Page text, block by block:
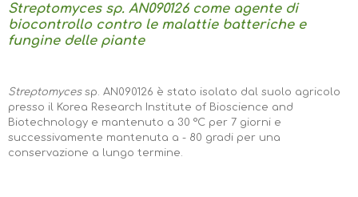
Streptomyces sp. AN090126 come agente di
biocontrollo contro le malattie batteriche e
fungine delle piante
Streptomyces sp. AN090126 è stato isolato dal suolo agricolo
presso il Korea Research Institute of Bioscience and
Biotechnology e mantenuto a 30 °C per 7 giorni e
successivamente mantenuta a - 80 gradi per una
conservazione a lungo termine.